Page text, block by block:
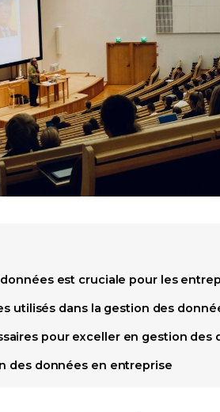
est cruciale pour les
utilisés dans la gestion des
pour exceller en gestion
des données en entreprise